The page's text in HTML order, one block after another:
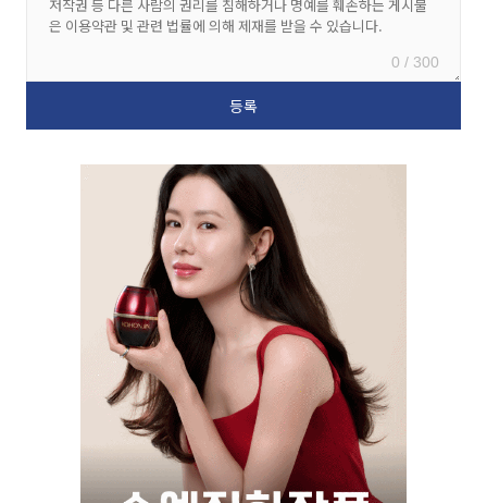
0 / 300